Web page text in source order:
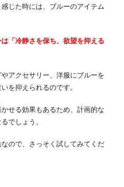
じた時には、ブルーのアイテム
は「冷静さを保ち、欲望を抑える
アクセサリー、洋服にブルーを
を抑えられるのです。
せる効果もあるため、計画的な
でしょう。
ので、さっそく試してみてくだ